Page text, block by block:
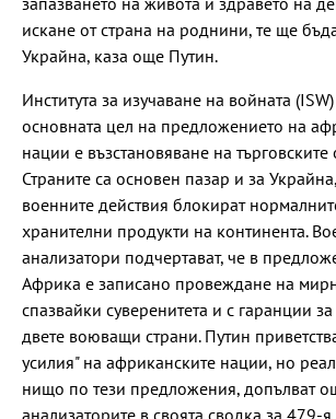
искане от страна на роднини, те ще
Украйна, каза още Путин.
Института за изучаване на войната
основната цел на предложението на
нации е възстановяване на
Страните са основен пазар и за
военните действия блокират
хранителни продукти на континента.
анализатори подчертават, че в
Африка е записано провеждане на
спазвайки суверенитета и с гаранции за
двете воюващи страни. Путин
усилия" на африканските нации, но
нищо по тези предложения, допълват
анализаторите в своята сводка за 479-